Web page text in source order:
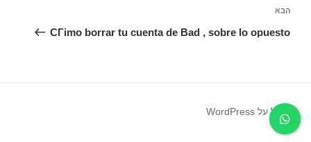
הפוסט
הבא
הבא
CГіmo borrar tu cuenta de Bad , sobre lo opuesto
פועל על WordPress